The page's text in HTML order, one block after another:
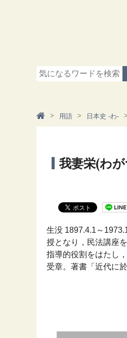
用語 日本史 -わ-
我妻栄(わ
生没 1897.4.1～
授となり，民法講座
指導的役割をはたし
受章。著書「近代に